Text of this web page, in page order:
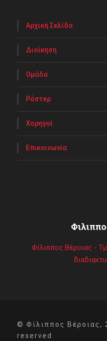
Αρχική Σελίδα
Διοίκηση
Ομάδα
Ρόστερ
Χορηγοί
Επικοινωνία
Φίλιππος Βέροιας -
© Φίλιππος Βέροιας,
reserved